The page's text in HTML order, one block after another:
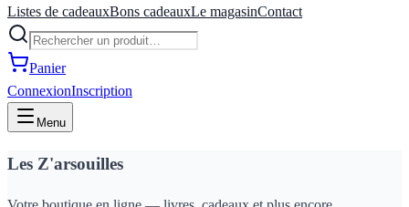
Listes de cadeauxBons cadeauxLe magasinContact
Panier
ConnexionInscription
Menu
Les Z'arsouilles